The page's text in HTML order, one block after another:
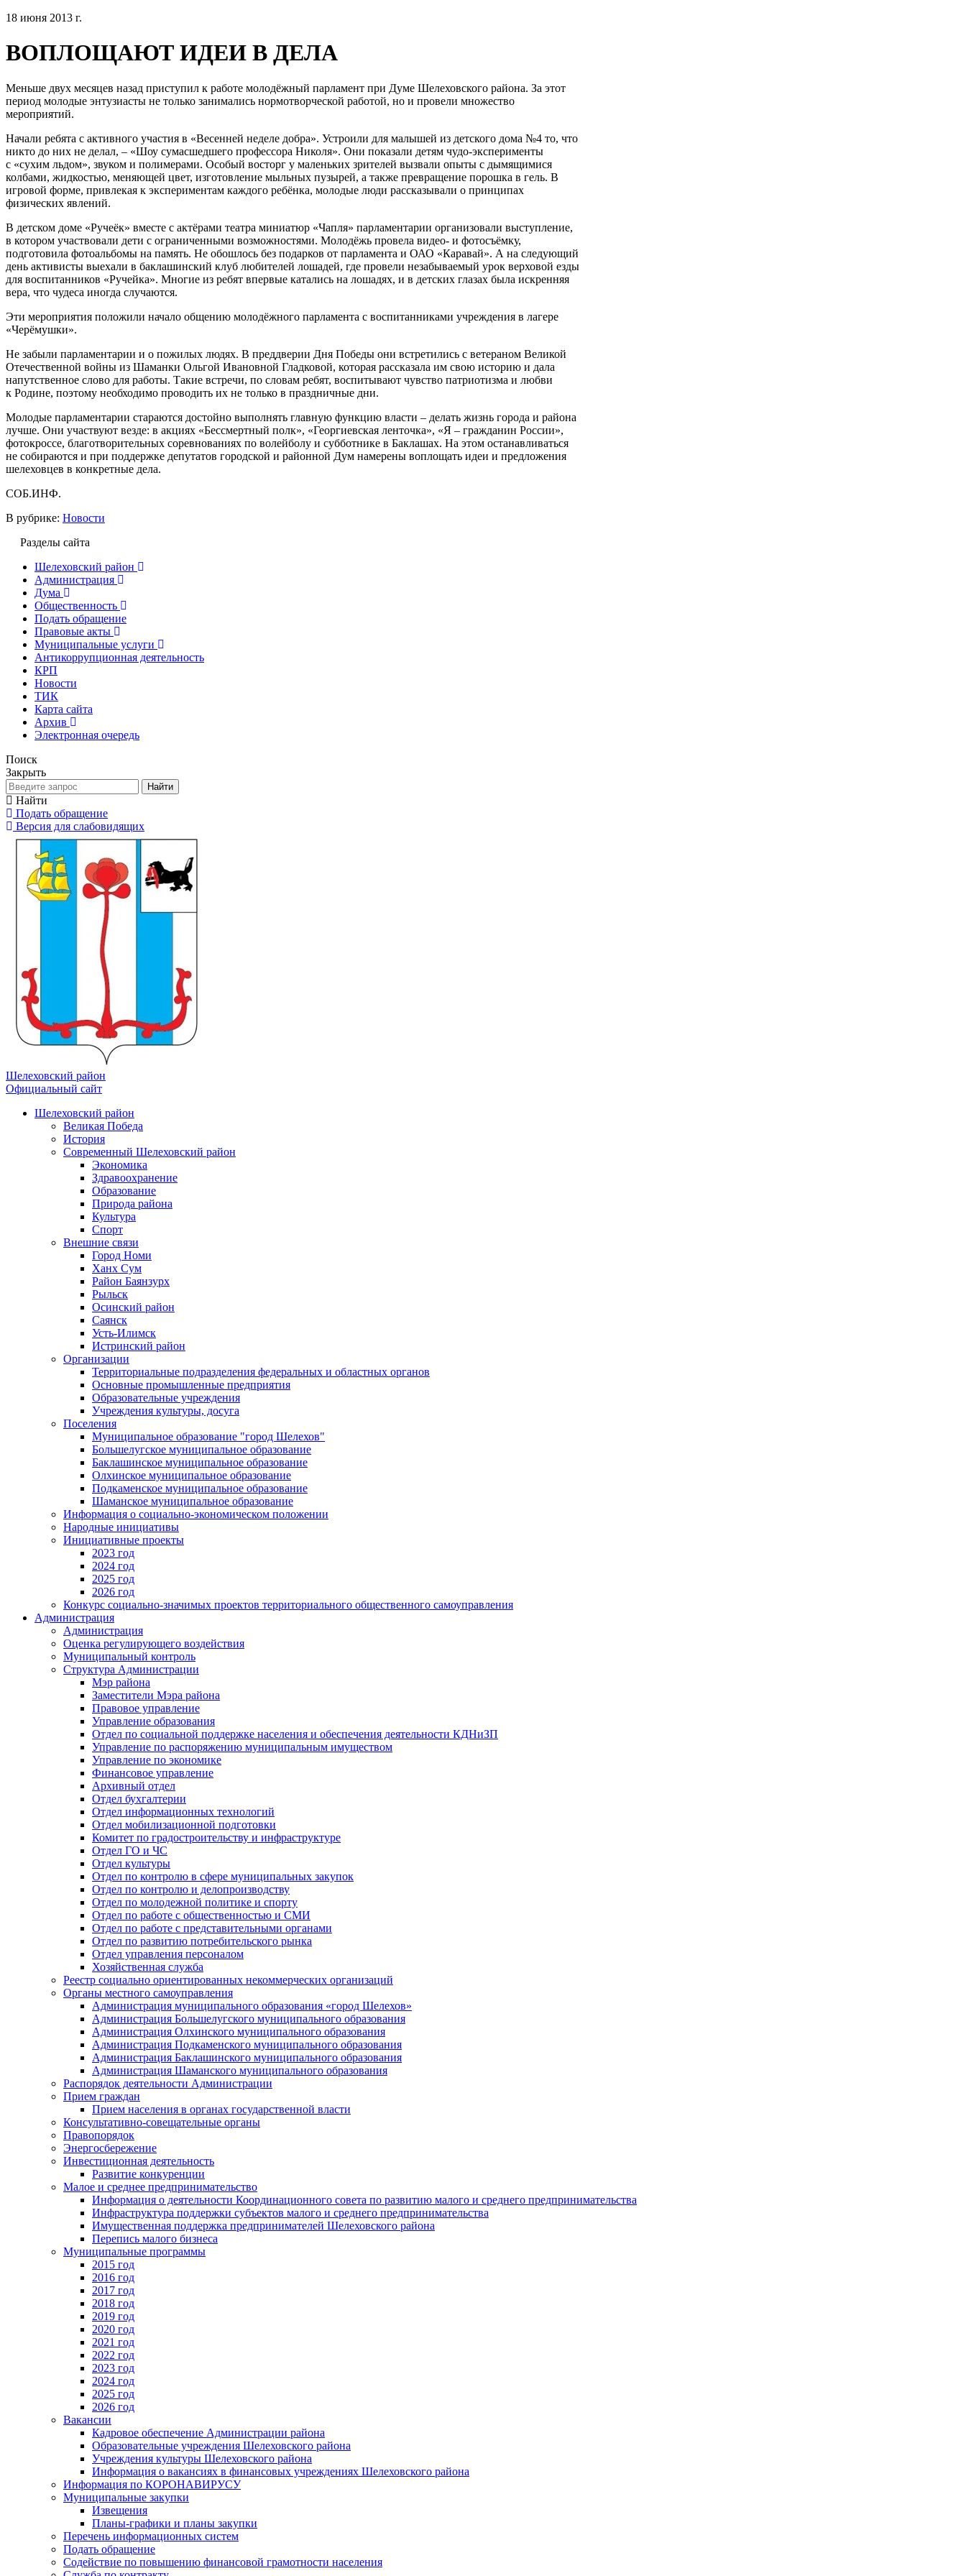
18 июня 2013 г.
ВОПЛОЩАЮТ ИДЕИ В ДЕЛА
Меньше двух месяцев назад приступил к работе молодёжный парламент при Думе Шелеховского района. За этот
период молодые энтузиасты не только занимались нормотворческой работой, но и провели множество
мероприятий.
Начали ребята с активного участия в «Весенней неделе добра». Устроили для малышей из детского дома №4 то, что
никто до них не делал, – «Шоу сумасшедшего профессора Николя». Они показали детям чудо-эксперименты
с «сухим льдом», звуком и полимерами. Особый восторг у маленьких зрителей вызвали опыты с дымящимися
колбами, жидкостью, меняющей цвет, изготовление мыльных пузырей, а также превращение порошка в гель. В
игровой форме, привлекая к экспериментам каждого ребёнка, молодые люди рассказывали о принципах
физических явлений.
В детском доме «Ручеёк» вместе с актёрами театра миниатюр «Чапля» парламентарии организовали выступление,
в котором участвовали дети с ограниченными возможностями. Молодёжь провела видео- и фотосъёмку,
подготовила фотоальбомы на память. Не обошлось без подарков от парламента и ОАО «Каравай». А на следующий
день активисты выехали в баклашинский клуб любителей лошадей, где провели незабываемый урок верховой езды
для воспитанников «Ручейка». Многие из ребят впервые катались на лошадях, и в детских глазах была искренняя
вера, что чудеса иногда случаются.
Эти мероприятия положили начало общению молодёжного парламента с воспитанниками учреждения в лагере
«Черёмушки».
Не забыли парламентарии и о пожилых людях. В преддверии Дня Победы они встретились с ветераном Великой
Отечественной войны из Шаманки Ольгой Ивановной Гладковой, которая рассказала им свою историю и дала
напутственное слово для работы. Такие встречи, по словам ребят, воспитывают чувство патриотизма и любви
к Родине, поэтому необходимо проводить их не только в праздничные дни.
Молодые парламентарии стараются достойно выполнять главную функцию власти – делать жизнь города и района
лучше. Они участвуют везде: в акциях «Бессмертный полк», «Георгиевская ленточка», «Я – гражданин России»,
фотокроссе, благотворительных соревнованиях по волейболу и субботнике в Баклашах. На этом останавливаться
не собираются и при поддержке депутатов городской и районной Дум намерены воплощать идеи и предложения
шелеховцев в конкретные дела.
СОБ.ИНФ.
В рубрике: Новости
Разделы сайта
Шелеховский район
Администрация
Дума
Общественность
Подать обращение
Правовые акты
Муниципальные услуги
Антикоррупционная деятельность
КРП
Новости
ТИК
Карта сайта
Архив
Электронная очередь
Поиск
Закрыть
Найти
Найти
Подать обращение
Версия для слабовидящих
Шелеховский район
Официальный сайт
Шелеховский район
Великая Победа
История
Современный Шелеховский район
Экономика
Здравоохранение
Образование
Природа района
Культура
Спорт
Внешние связи
Город Номи
Ханх Сум
Район Баянзурх
Рыльск
Осинский район
Саянск
Усть-Илимск
Истринский район
Организации
Территориальные подразделения федеральных и областных органов
Основные промышленные предприятия
Образовательные учреждения
Учреждения культуры, досуга
Поселения
Муниципальное образование "город Шелехов"
Большелугское муниципальное образование
Баклашинское муниципальное образование
Олхинское муниципальное образование
Подкаменское муниципальное образование
Шаманское муниципальное образование
Информация о социально-экономическом положении
Народные инициативы
Инициативные проекты
2023 год
2024 год
2025 год
2026 год
Конкурс социально-значимых проектов территориального общественного самоуправления
Администрация
Администрация
Оценка регулирующего воздействия
Муниципальный контроль
Структура Администрации
Мэр района
Заместители Мэра района
Правовое управление
Управление образования
Отдел по социальной поддержке населения и обеспечения деятельности КДНиЗП
Управление по распоряжению муниципальным имуществом
Управление по экономике
Финансовое управление
Архивный отдел
Отдел бухгалтерии
Отдел информационных технологий
Отдел мобилизационной подготовки
Комитет по градостроительству и инфраструктуре
Отдел ГО и ЧС
Отдел культуры
Отдел по контролю в сфере муниципальных закупок
Отдел по контролю и делопроизводству
Отдел по молодежной политике и спорту
Отдел по работе с общественностью и СМИ
Отдел по работе с представительными органами
Отдел по развитию потребительского рынка
Отдел управления персоналом
Хозяйственная служба
Реестр социально ориентированных некоммерческих организаций
Органы местного самоуправления
Администрация муниципального образования «город Шелехов»
Администрация Большелугского муниципального образования
Администрация Олхинского муниципального образования
Администрация Подкаменского муниципального образования
Администрация Баклашинского муниципального образования
Администрация Шаманского муниципального образования
Распорядок деятельности Администрации
Прием граждан
Прием населения в органах государственной власти
Консультативно-совещательные органы
Правопорядок
Энергосбережение
Инвестиционная деятельность
Развитие конкуренции
Малое и среднее предпринимательство
Информация о деятельности Координационного совета по развитию малого и среднего предпринимательства
Инфраструктура поддержки субъектов малого и среднего предпринимательства
Имущественная поддержка предпринимателей Шелеховского района
Перепись малого бизнеса
Муниципальные программы
2015 год
2016 год
2017 год
2018 год
2019 год
2020 год
2021 год
2022 год
2023 год
2024 год
2025 год
2026 год
Вакансии
Кадровое обеспечение Администрации района
Образовательные учреждения Шелеховского района
Учреждения культуры Шелеховского района
Информация о вакансиях в финансовых учреждениях Шелеховского района
Информация по КОРОНАВИРУСУ
Муниципальные закупки
Извещения
Планы-графики и планы закупки
Перечень информационных систем
Подать обращение
Содействие по повышению финансовой грамотности населения